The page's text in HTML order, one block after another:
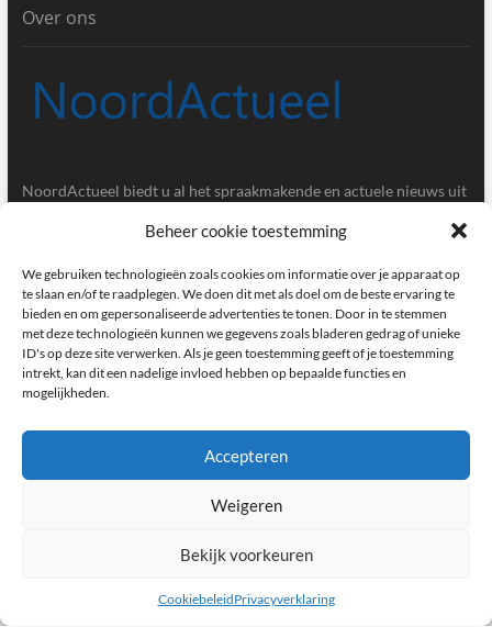
Beheer cookie toestemming
We gebruiken technologieën zoals cookies om informatie over je apparaat op
te slaan en/of te raadplegen. We doen dit met als doel om de beste ervaring te
bieden en om gepersonaliseerde advertenties te tonen. Door in te stemmen
met deze technologieën kunnen we gegevens zoals bladeren gedrag of unieke
ID's op deze site verwerken. Als je geen toestemming geeft of je toestemming
intrekt, kan dit een nadelige invloed hebben op bepaalde functies en
mogelijkheden.
Accepteren
Weigeren
Bekijk voorkeuren
CookiebeleidPrivacyverklaring
Over ons
NoordActueel biedt u al het spraakmakende en actuele nieuws uit
Gegevens
Postbus 5020, 9700GA, Groningen
redactie@noordactueel.nl